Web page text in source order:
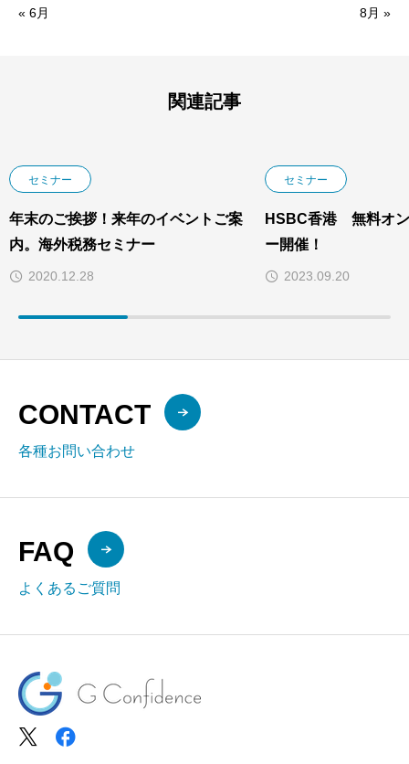
« 6月 8月 »
関連記事
セミナー
年末のご挨拶！来年のイベントご案
内。海外税務セミナー
2020.12.28
セミナー
HSBC香港 無料オ
ー開催！
2023.09.20
CONTACT
各種お問い合わせ
FAQ
よくあるご質問